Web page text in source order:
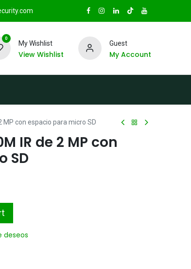
0
My Wishlist
View Wishlist
Guest
My Account
MP con espacio para micro SD
IR de 2 MP con
SD
deseos